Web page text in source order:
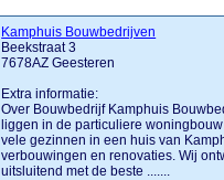
Kamphuis Bouwbedrijven
Beekstraat 3
7678AZ Geesteren
Extra informatie:
Over Bouwbedrijf Kamphuis
liggen in de particuliere
vele gezinnen in een huis van
verbouwingen en renovaties. Wij
uitsluitend met de beste .......